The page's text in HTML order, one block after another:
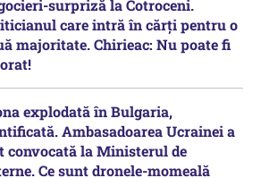
surpriză la Cotroceni.
care intră în cărți pentru o
majoritate. Chirieac: Nu poate fi
explodată în Bulgaria,
Ambasadoarea Ucrainei a
convocată la Ministerul de
Ce sunt dronele-momeală